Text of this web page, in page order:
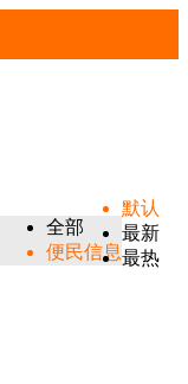
全部
便民信息
默认
最新
最热